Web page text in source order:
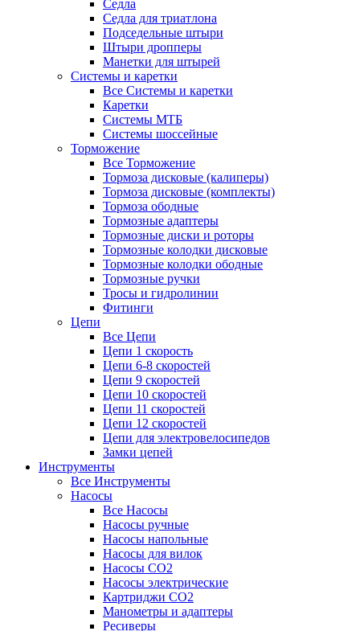
Седла
Седла для триатлона
Подседельные штыри
Штыри дропперы
Манетки для штырей
Системы и каретки
Все Системы и каретки
Каретки
Системы МТБ
Системы шоссейные
Торможение
Все Торможение
Тормоза дисковые (калиперы)
Тормоза дисковые (комплекты)
Тормоза ободные
Тормозные адаптеры
Тормозные диски и роторы
Тормозные колодки дисковые
Тормозные колодки ободные
Тормозные ручки
Тросы и гидролинии
Фитинги
Цепи
Все Цепи
Цепи 1 скорость
Цепи 6-8 скоростей
Цепи 9 скоростей
Цепи 10 скоростей
Цепи 11 скоростей
Цепи 12 скоростей
Цепи для электровелосипедов
Замки цепей
Инструменты
Все Инструменты
Насосы
Все Насосы
Насосы ручные
Насосы напольные
Насосы для вилок
Насосы CO2
Насосы электрические
Картриджи CO2
Манометры и адаптеры
Ресиверы